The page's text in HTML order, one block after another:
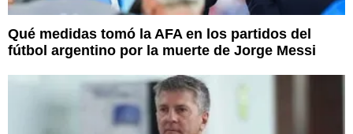
Qué medidas tomó la AFA en los partidos del
fútbol argentino por la muerte de Jorge Messi